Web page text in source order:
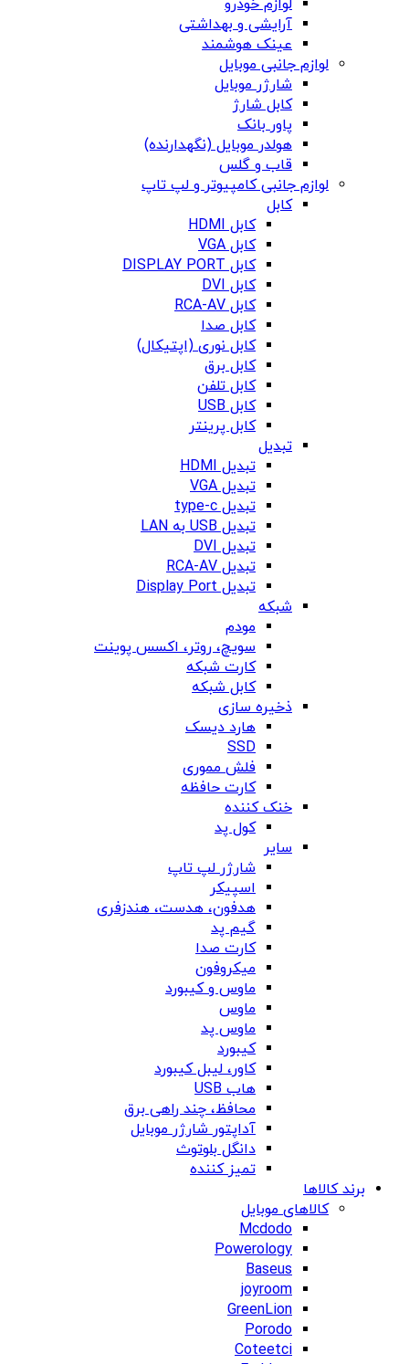
لوازم خودرو
آرایشی و بهداشتی
عینک هوشمند
لوازم جانبی موبایل
شارژر موبایل
کابل شارژ
پاور بانک
هولدر موبایل (نگهدارنده)
قاب و گلس
لوازم جانبی کامپیوتر و لپ تاپ
کابل
کابل HDMI
کابل VGA
کابل DISPLAY PORT
کابل DVI
کابل RCA-AV
کابل صدا
کابل نوری (اپتیکال)
کابل برق
کابل تلفن
کابل USB
کابل پرینتر
تبدیل
تبدیل HDMI
تبدیل VGA
تبدیل type-c
تبدیل USB به LAN
تبدیل DVI
تبدیل RCA-AV
تبدیل Display Port
شبکه
مودم
سویچ، روتر، اکسس پوینت
کارت شبکه
کابل شبکه
ذخیره سازی
هارد دیسک
SSD
فلش مموری
کارت حافظه
خنک کننده
کول پد
سایر
شارژر لپ تاپ
اسپیکر
هدفون، هدست، هندزفری
گیم پد
کارت صدا
میکروفون
ماوس و کیبورد
ماوس
ماوس پد
کیبورد
کاور، لیبل کیبورد
هاب USB
محافظ، چند راهی برق
آداپتور شارژر موبایل
دانگل بلوتوث
تمیز کننده
برند کالاها
کالاهای موبایل
Mcdodo
Powerology
Baseus
joyroom
GreenLion
Porodo
Coteetci